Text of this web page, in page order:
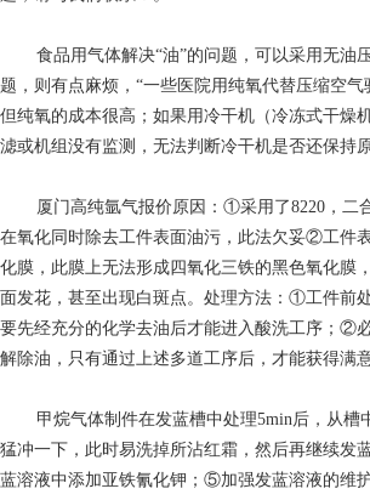
食品用气体解决“油”的问题，可以采用无油
题，则有点麻烦，“一些医院用纯氧代替压缩空气
但纯氧的成本很高；如果用冷干机（冷冻式干燥
滤或机组没有监测，无法判断冷干机是否还保持
厦门高纯氩气报价原因：①采用了8220，二
在氧化同时除去工件表面油污，此法欠妥②工件
化膜，此膜上无法形成四氧化三铁的黑色氧化膜
面发花，甚至出现白斑点。处理方法：①工件前
要先经充分的化学去油后才能进入酸洗工序；②
解除油，只有通过上述多道工序后，才能获得满
甲烷气体制件在发蓝槽中处理5min后，从槽
猛冲一下，此时易洗掉所沾红霜，然后再继续发
蓝溶液中添加亚铁氰化钾；⑤加强发蓝溶液的维